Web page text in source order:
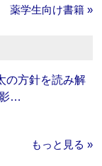
薬学生向け書籍 »
の方針を読み解
影…
もっと見る »